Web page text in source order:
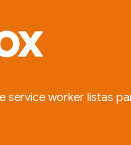
service worker listas